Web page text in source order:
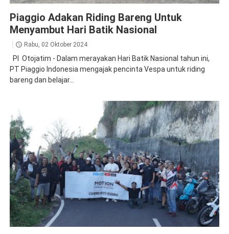
Piaggio Adakan Riding Bareng Untuk
Menyambut Hari Batik Nasional
Rabu, 02 Oktober 2024
PI Otojatim - Dalam merayakan Hari Batik Nasional tahun ini,
PT Piaggio Indonesia mengajak pencinta Vespa untuk riding
bareng dan belajar...